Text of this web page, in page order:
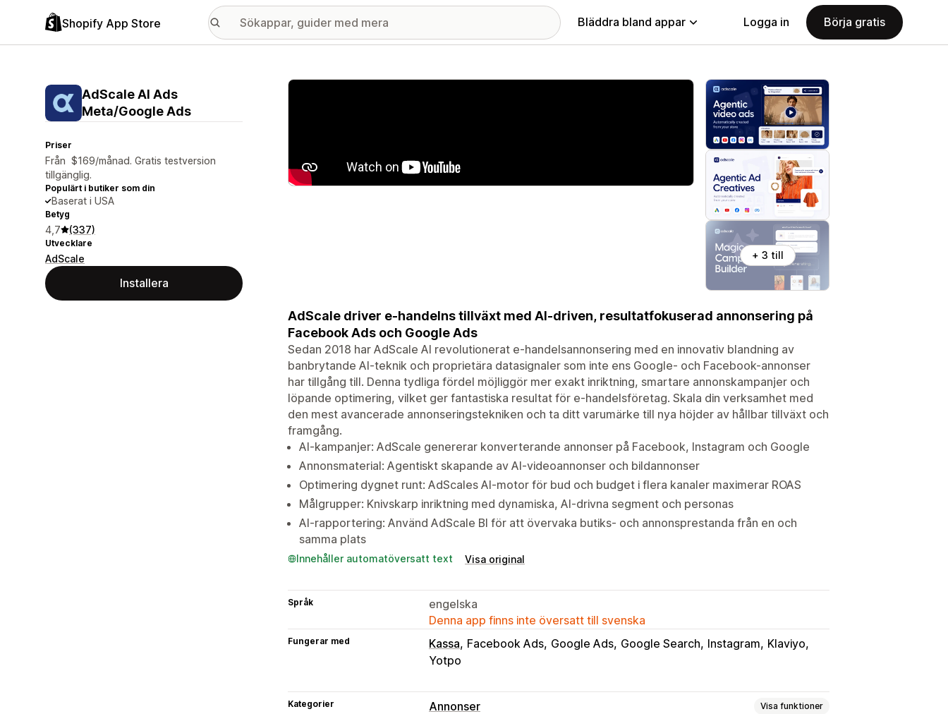
Shopify App Store Bläddra bland appar Logga in Börja gratis
AdScale AI Ads
Meta/Google Ads
Priser
Från $169/månad. Gratis testversion
tillgänglig.
Populärt i butiker som din
Baserat i USA
Betyg
4,7 (337)
Utvecklare
AdScale
Installera
Galleri med utvalda bilder
+ 3 till
AdScale driver e-handelns tillväxt med AI-driven, resultatfokuserad annonsering på
Facebook Ads och Google Ads
Sedan 2018 har AdScale AI revolutionerat e-handelsannonsering med en innovativ blandning av
banbrytande AI-teknik och proprietära datasignaler som inte ens Google- och Facebook-annonser
har tillgång till. Denna tydliga fördel möjliggör mer exakt inriktning, smartare annonskampanjer och
löpande optimering, vilket ger fantastiska resultat för e-handelsföretag. Skala din verksamhet med
den mest avancerade annonseringstekniken och ta ditt varumärke till nya höjder av hållbar tillväxt och
framgång.
AI-kampanjer: AdScale genererar konverterande annonser på Facebook, Instagram och Google
Annonsmaterial: Agentiskt skapande av AI-videoannonser och bildannonser
Optimering dygnet runt: AdScales AI-motor för bud och budget i flera kanaler maximerar ROAS
Målgrupper: Knivskarp inriktning med dynamiska, AI-drivna segment och personas
AI-rapportering: Använd AdScale BI för att övervaka butiks- och annonsprestanda från en och
samma plats
Innehåller automatöversatt text Visa original
Språk
engelska
Denna app finns inte översatt till svenska
Fungerar med Kassa Facebook Ads Google Ads Google Search Instagram Klaviyo
Yotpo
Kategorier Annonser Visa funktioner